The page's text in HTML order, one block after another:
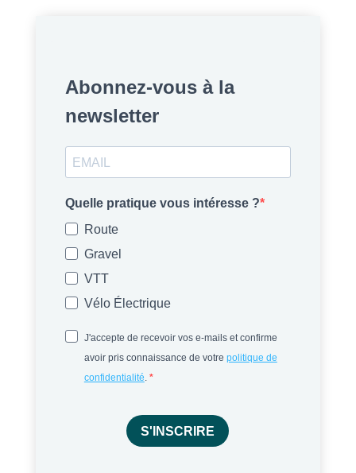
Abonnez-vous à la
newsletter
Quelle pratique vous intéresse ?
Route
Gravel
VTT
Vélo Électrique
J'accepte de recevoir vos e-mails et confirme
avoir pris connaissance de votre politique de
confidentialité.
S'INSCRIRE